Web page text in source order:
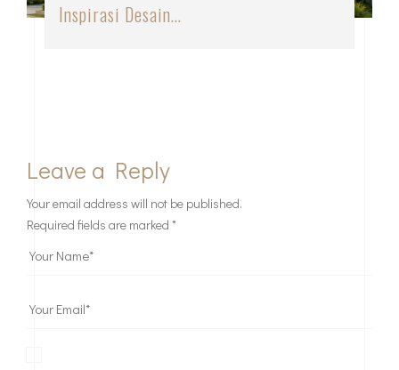
Inspirasi Desain…
Leave a Reply
Your email address will not be published.
Required fields are marked *